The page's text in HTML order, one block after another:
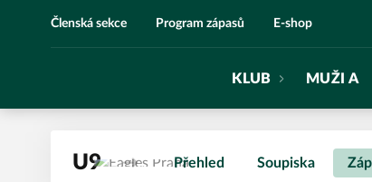
Členská sekce Program zápasů E-shop
KLUB MUŽI A
U9 Přehled Soupiska